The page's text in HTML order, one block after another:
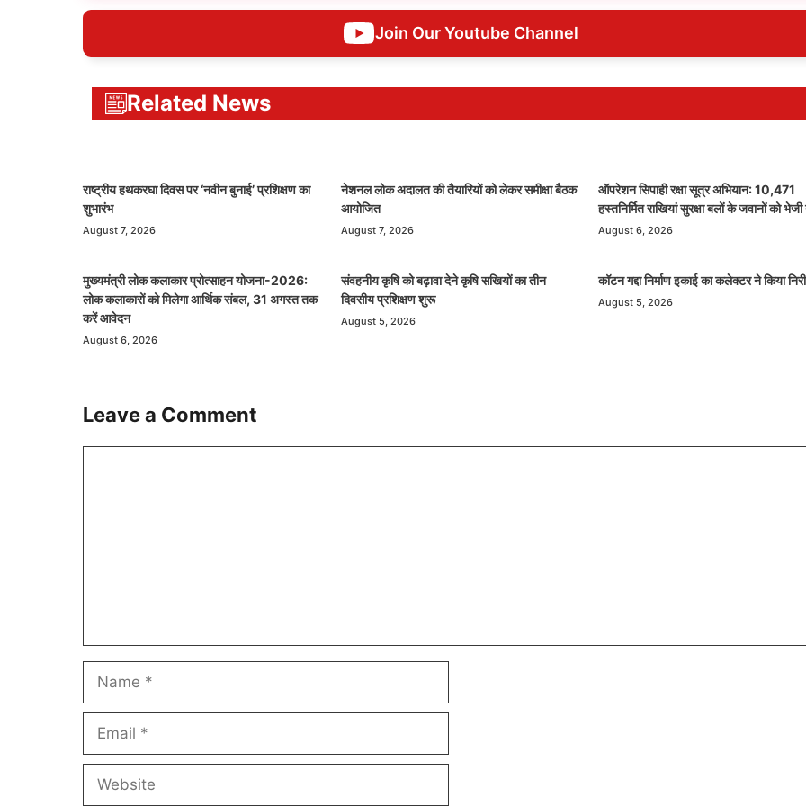
Join Our Youtube Channel
Related News
राष्ट्रीय हथकरघा दिवस पर ‘नवीन बुनाई’ प्रशिक्षण का
शुभारंभ
August 7, 2026
नेशनल लोक अदालत की तैयारियों को लेकर समीक्षा बैठक
आयोजित
August 7, 2026
ऑपरेशन सिपाही रक्षा सूत्र अभियान: 10,471
हस्तनिर्मित राखियां सुरक्षा बलों के जवानों को
August 6, 2026
मुख्यमंत्री लोक कलाकार प्रोत्साहन योजना-2026:
लोक कलाकारों को मिलेगा आर्थिक संबल, 31 अगस्त तक
करें आवेदन
August 6, 2026
संवहनीय कृषि को बढ़ावा देने कृषि सखियों का तीन
दिवसीय प्रशिक्षण शुरू
August 5, 2026
कॉटन गद्दा निर्माण इकाई का कलेक्टर ने किया
August 5, 2026
Leave a Comment